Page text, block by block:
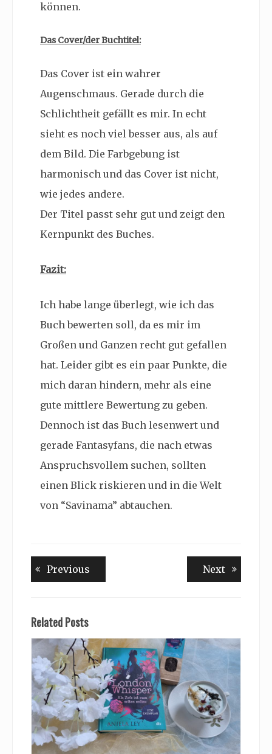
können.
Das Cover/der Buchtitel:
Das Cover ist ein wahrer
Augenschmaus. Gerade durch die
Schlichtheit gefällt es mir. In echt
sieht es noch viel besser aus, als auf
dem Bild. Die Farbgebung ist
harmonisch und das Cover ist nicht,
wie jedes andere.
Der Titel passt sehr gut und zeigt den
Kernpunkt des Buches.
Fazit:
Ich habe lange überlegt, wie ich das
Buch bewerten soll, da es mir im
Großen und Ganzen recht gut gefallen
hat. Leider gibt es ein paar Punkte, die
mich daran hindern, mehr als eine
gute mittlere Bewertung zu geben.
Dennoch ist das Buch lesenwert und
gerade Fantasyfans, die nach etwas
Anspruchsvollem suchen, sollten
einen Blick riskieren und in die Welt
von “Savinama” abtauchen.
Beitragsnavigation
Previous NextNext
Related Posts